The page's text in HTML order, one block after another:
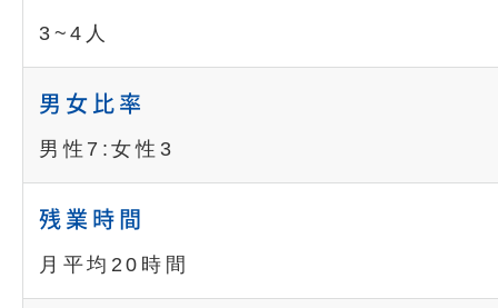
3~4人
男女比率
男性7:女性3
残業時間
月平均20時間